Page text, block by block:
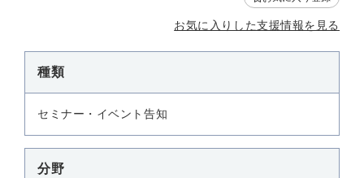
お気に入りした支援情報を見る
種類
セミナー・イベント告知
分野